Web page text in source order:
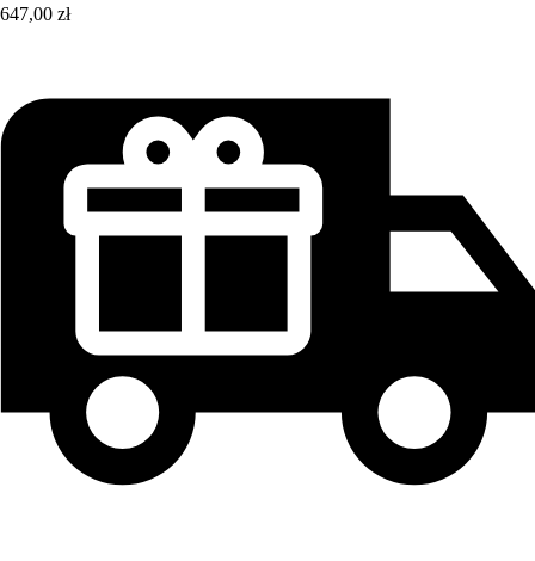
647,00 zł